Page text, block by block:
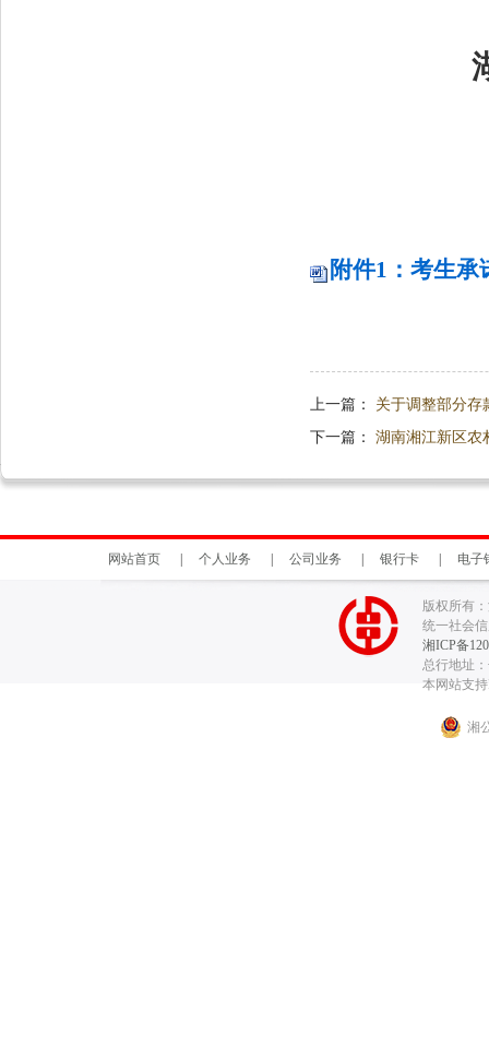
附件1：考生承
上一篇： 关于调整部分存
下一篇： 湖南湘江新区农
网站首页 个人业务 公司业务 银行卡 电子
版权所有
统一社会信
湘ICP备
总行地址
本网站支
湘